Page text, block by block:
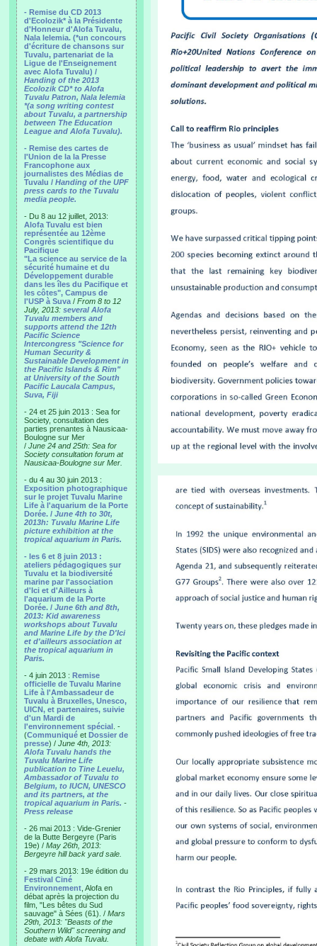
- Remise du CD 2013
d'Ecolozik* à la Présidente
d'Honneur d'Alofa Tuvalu,
Nala Ielemia. (*un concours
d'écriture de chansons sur
Tuvalu, partenariat de la
Ligue de l'Enseignement
avec Alofa Tuvalu) /
Handing of the 2013
Ecolozik CD* to Alofa
Tuvalu Patron, Nala Ielemia
*(a song writing contest
about Tuvalu, a partnership
between The Education
League and Alofa Tuvalu).
- Remise des cartes de
l'Union de la la Presse
Francophone aux
journalistes des Médias de
Tuvalu / Handing of the UPF
press cards to the Tuvalu
media people.
- Du 8 au 12 juillet, 2013:
Alofa Tuvalu est bien
représentée au 12ème
Congrès scientifique du
Pacifique
"La science au service de la
sécurité humaine et du
Développement durable
dans les îles du Pacifique et
les côtes", Campus de
l'USP à Suva / From 8 to 12
July, 2013: several Alofa
Tuvalu members and
supports attend the 12th
Pacific Science
Intercongress "Science for
Human Security &
Sustainable Development in
the Pacific Islands & Rim"
at University of the South
Pacific Laucala Campus,
Suva, Fiji
- 24 et 25 juin 2013 : Sea for
Society, consultation des
parties prenantes à Nausicaa-
Boulogne sur Mer
/ June 24 and 25th: Sea for
Society consultation forum at
Nausicaa-Boulogne sur Mer.
- du 4 au 30 juin 2013 :
Exposition photographique
sur le projet Tuvalu Marine
Life à l'aquarium de la Porte
Dorée. / June 4th to 30t,
2013h: Tuvalu Marine Life
picture exhibition at the
tropical aquarium in Paris.
- les 6 et 8 juin 2013 :
ateliers pédagogiques sur
Tuvalu et la biodiversité
marine par l'association
d'Ici et d'Ailleurs à
l'aquarium de la Porte
Dorée. / June 6th and 8th,
2013: Kid awareness
workshops about Tuvalu
and Marine Life by the D'Ici
et d'ailleurs association at
the tropical aquarium in
Paris.
- 4 juin 2013 : Remise
officielle de Tuvalu Marine
Life à l'Ambassadeur de
Tuvalu à Bruxelles, Unesco,
UICN, et partenaires, suivie
d'un Mardi de
l'environnement spécial . -
(Communiqué et Dossier de
presse) / June 4th, 2013:
Alofa Tuvalu hands the
Tuvalu Marine Life
publication to Tine Leuelu,
Ambassador of Tuvalu to
Belgium, to IUCN, UNESCO
and its partners, at the
tropical aquarium in Paris. -
Press release
- 26 mai 2013 : Vide-Grenier
de la Butte Bergeyre (Paris
19e) / May 26th, 2013:
Bergeyre hill back yard sale.
- 29 mars 2013: 19e édition du
Festival Ciné
Environnement , Alofa en
débat après la projection du
film, "Les bêtes du Sud
sauvage" à Sées (61). / Mars
29th, 2013: "Beasts of the
Southern Wild" screening and
debate with Alofa Tuvalu.